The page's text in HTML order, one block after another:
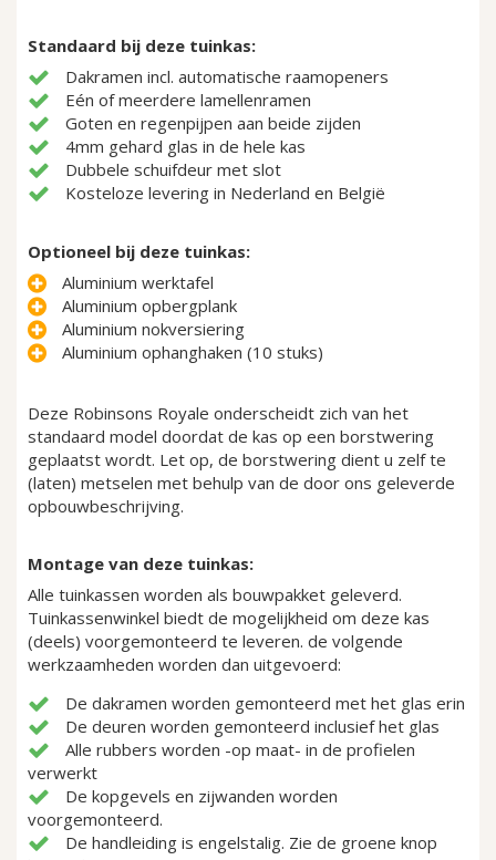
Standaard bij deze tuinkas:
Dakramen incl. automatische raamopeners
Eén of meerdere lamellenramen
Goten en regenpijpen aan beide zijden
4mm gehard glas in de hele kas
Dubbele schuifdeur met slot
Kosteloze levering in Nederland en België
Optioneel bij deze tuinkas:
Aluminium werktafel
Aluminium opbergplank
Aluminium nokversiering
Aluminium ophanghaken (10 stuks)
Deze Robinsons Royale onderscheidt zich van het
standaard model doordat de kas op een borstwering
geplaatst wordt. Let op, de borstwering dient u zelf te
(laten) metselen met behulp van de door ons geleverde
opbouwbeschrijving.
Montage van deze tuinkas:
Alle tuinkassen worden als bouwpakket geleverd.
Tuinkassenwinkel biedt de mogelijkheid om deze kas
(deels) voorgemonteerd te leveren. de volgende
werkzaamheden worden dan uitgevoerd:
De dakramen worden gemonteerd met het glas erin
De deuren worden gemonteerd inclusief het glas
Alle rubbers worden -op maat- in de profielen
verwerkt
De kopgevels en zijwanden worden
voorgemonteerd.
De handleiding is engelstalig. Zie de groene knop